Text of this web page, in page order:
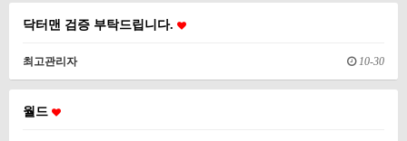
닥터맨 검증 부탁드립니다.
최고관리자 10-30
월드